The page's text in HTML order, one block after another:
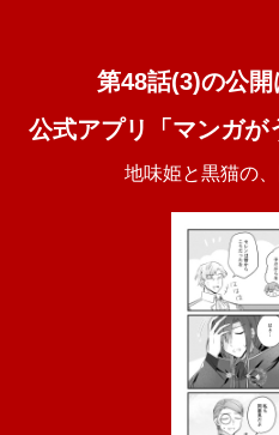
第48話(3)の公
公式アプリ「マンガが
地味姫と黒猫の